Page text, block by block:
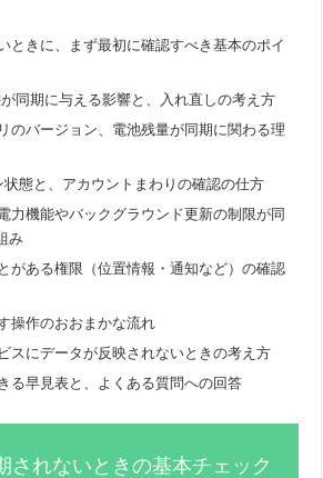
ときに、まず最初に確認すべき基本のポイ
同期に与える影響と、入れ直しの考え方
のバージョン、電池残量が同期に関わる理
態と、アカウントまわりの確認の仕方
力機能やバックグラウンド更新の制限が同
み
がある権限（位置情報・通知など）の確認
操作のおおまかな流れ
スにデータが反映されないときの考え方
る早見表と、よくある質問への回答
されないときの基本チェック